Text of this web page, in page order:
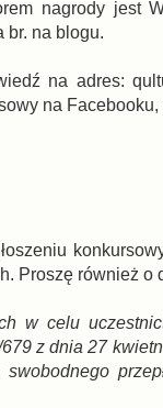
nagrody jest
br. na blogu.
na adres:
na
Proszę również o
w celu
z dnia 27